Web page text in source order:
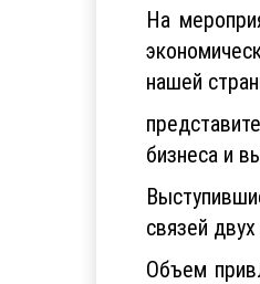
На
нашей
бизнеса и
связей
Объем